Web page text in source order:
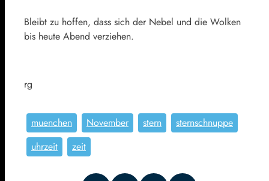
Bleibt zu hoffen, dass sich der Nebel und die Wolken
bis heute Abend verziehen.
rg
muenchen November stern
sternschnuppe
uhrzeit
zeit